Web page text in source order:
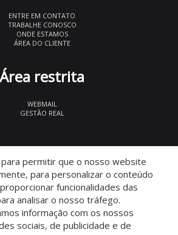
ENTRE EM CONTATO
TRABALHE CONOSCO
ONDE ESTAMOS
ÁREA DO CLIENTE
Área restrita
WEBMAIL
GESTÃO REAL
permitir que o nosso website
para personalizar o conteúdo
funcionalidades das
analisar o nosso tráfego.
informação com os nossos
sociais, de publicidade e de